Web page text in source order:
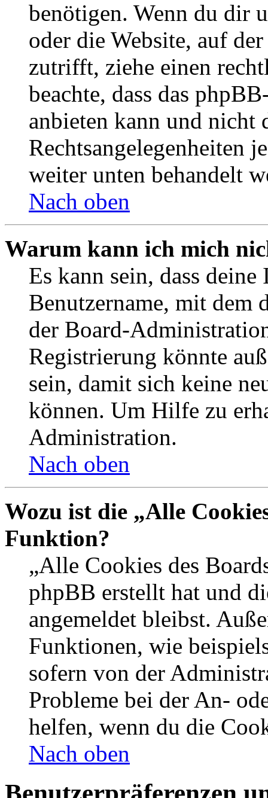
benötigen. Wenn du dir
oder die Website, auf
zutrifft, ziehe einen
beachte, dass das
anbieten kann und nicht
Rechtsangelegenheiten
weiter unten behandelt
Nach oben
Warum kann ich mich
Es kann sein, dass
Benutzername, mit dem
der Board-
Registrierung könnte
sein, damit sich keine
können. Um Hilfe zu
Administration.
Nach oben
Wozu ist die „Alle
Funktion?
„Alle Cookies des
phpBB erstellt hat und
angemeldet bleibst.
Funktionen, wie
sofern von der
Probleme bei der An-
helfen, wenn du die
Nach oben